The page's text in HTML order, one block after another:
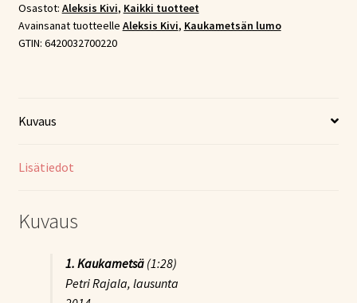
Aleksis
Kiven
runojen
sävelin
2014
Osastot: Aleksis Kivi, Kaikki tuotteet
Avainsanat tuotteelle Aleksis Kivi, Kaukametsän lumo
GTIN: 6420032700220
Kuvaus
Lisätiedot
Kuvaus
1. Kaukametsä (1:28)
Petri Rajala, lausunta